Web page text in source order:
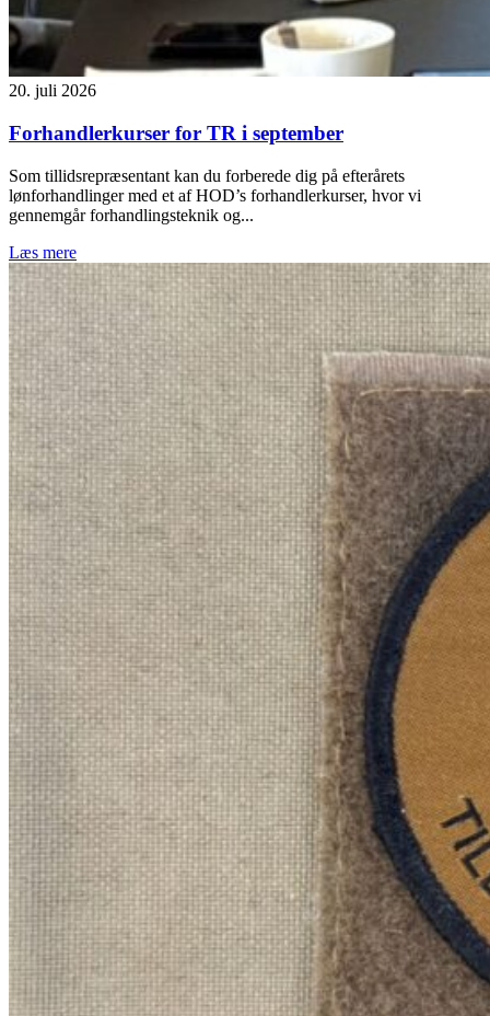
20. juli 2026
Forhandlerkurser for TR i september
Som tillidsrepræsentant kan du forberede dig på efterårets
lønforhandlinger med et af HOD’s forhandlerkurser, hvor vi
gennemgår forhandlingsteknik og...
Læs mere